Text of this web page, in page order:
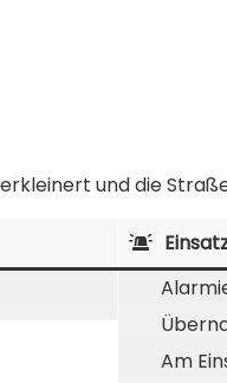
und die
Am